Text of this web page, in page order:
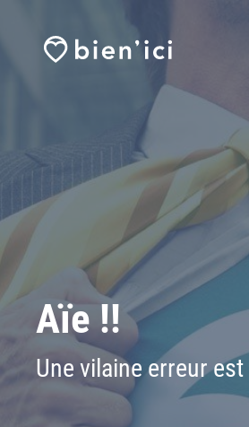
Aïe !!
Une vilaine erreur